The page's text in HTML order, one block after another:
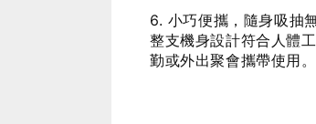
6. 小巧便攜，隨身吸抽
整支機身設計符合人體
勤或外出聚會攜帶使用。